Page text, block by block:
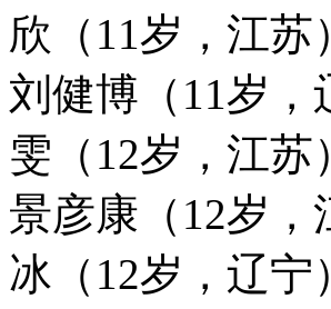
欣（11岁，江苏
刘健博（11岁
雯（12岁，江苏
景彦康（12岁
冰（12岁，辽宁